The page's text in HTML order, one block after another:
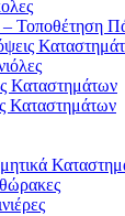
Τοποθέτηση
Καταστημάτων
Καταστημάτων